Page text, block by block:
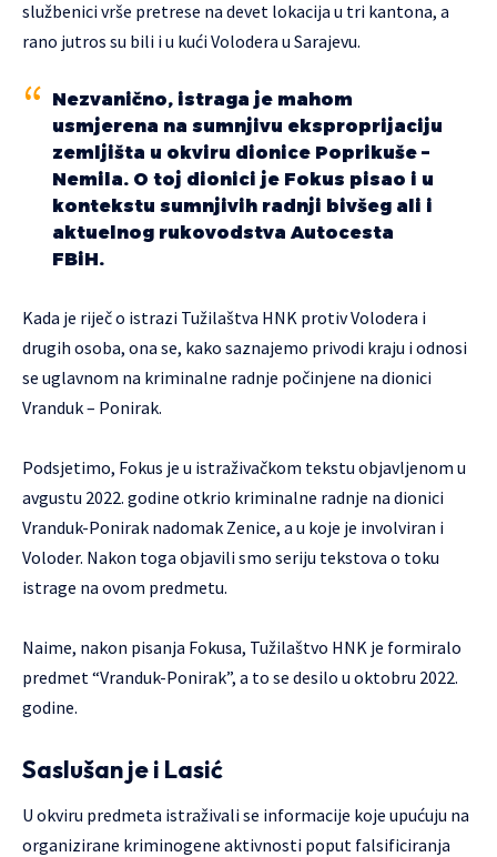
službenici vrše pretrese na devet lokacija u tri kantona, a
rano jutros su bili i u kućiVolodera u Sarajevu.
Nezvanično, istraga je mahom
usmjerena na sumnjivu eksproprijaciju
zemljišta u okviru dionice Poprikuše –
Nemila. O toj dionici je Fokus pisao i u
kontekstu sumnjivih radnji bivšeg ali i
aktuelnog rukovodstva Autocesta
FBiH.
Kada je riječ o istrazi Tužilaštva HNK protiv Volodera i
drugih osoba, ona se, kako saznajemo privodi kraju i odnosi
se uglavnom na kriminalne radnje počinjene na dionici
Vranduk – Ponirak.
Podsjetimo, Fokus je u istraživačkom tekstu objavljenom u
avgustu 2022. godine otkrio kriminalne radnje na dionici
Vranduk-Ponirak nadomak Zenice, a u koje je involviran i
Voloder. Nakon toga objavili smo seriju tekstova o toku
istrage na ovom predmetu.
Naime, nakon pisanja Fokusa, Tužilaštvo HNK je formiralo
predmet “Vranduk-Ponirak”, a to se desilo u oktobru 2022.
godine.
Saslušan je i Lasić
U okviru predmeta istraživali se informacije koje upućuju na
organizirane kriminogene aktivnosti poput falsificiranja